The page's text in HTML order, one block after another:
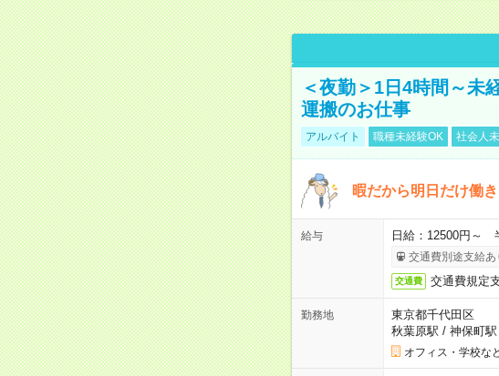
＜夜勤＞1日4時間～未
運搬のお仕事
アルバイト 職種未経験OK 社会人
暇だから明日だけ働
給与 日給：12500円～
交通費別途支給あ
交通費 交通費規定
勤務地
東京都千代田区
秋葉原駅 / 神保町駅
オフィス・学校な